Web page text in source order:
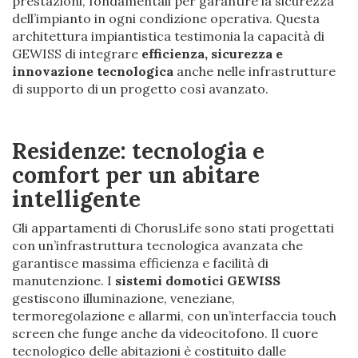
dell’impianto in ogni condizione operativa. Questa
architettura impiantistica testimonia la capacità di
GEWISS di integrare efficienza, sicurezza e
innovazione tecnologica anche nelle infrastrutture
di supporto di un progetto così avanzato.
Residenze: tecnologia e
comfort per un abitare
intelligente
Gli appartamenti di ChorusLife sono stati progettati
con un’infrastruttura tecnologica avanzata che
garantisce massima efficienza e facilità di
manutenzione. I sistemi domotici GEWISS
gestiscono illuminazione, veneziane,
termoregolazione e allarmi, con un’interfaccia touch
screen che funge anche da videocitofono. Il cuore
tecnologico delle abitazioni è costituito dalle